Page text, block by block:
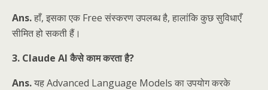
Ans.हाँ, इसका एक Free संस्करण उपलब्ध है, हालांकि कुछ सुविधाएँ
सीमित हो सकती हैं।
3. Claude AI कैसे काम करता है?
Ans.यह Advanced Language Models का उपयोग करके